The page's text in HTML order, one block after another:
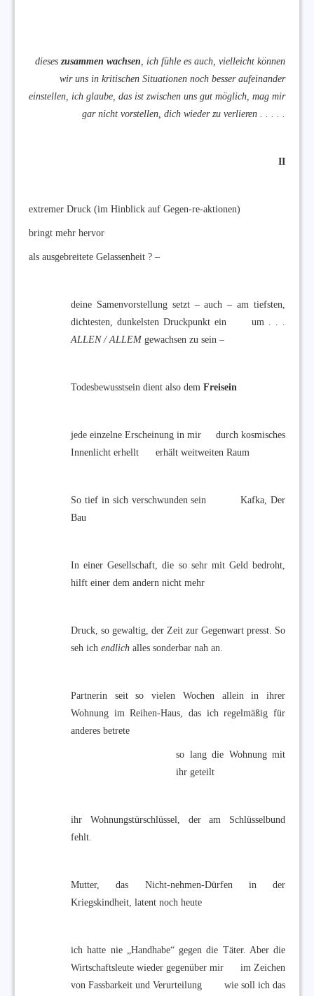
dieses zusammen wachsen , ich fühle es auch, vielleicht können
wir uns in kritischen Situationen noch besser aufeinander
einstellen, ich glaube, das ist zwischen uns gut möglich, mag mir
gar nicht vorstellen, dich wieder zu verlieren . . . . .
II
extremer Druck (im Hinblick auf Gegen-re-aktionen)
bringt mehr hervor
als ausgebreitete Gelassenheit ? –
deine Samenvorstellung setzt – auch – am tiefsten,
dichtesten, dunkelsten Druckpunkt ein um . . .
ALLEN / ALLEM gewachsen zu sein –
Todesbewusstsein dient also dem Freisein
jede einzelne Erscheinung in mir durch kosmisches
Innenlicht erhellt erhält weitweiten Raum
So tief in sich verschwunden sein Kafka, Der
Bau
In einer Gesellschaft, die so sehr mit Geld bedroht,
hilft einer dem andern nicht mehr
Druck, so gewaltig, der Zeit zur Gegenwart presst. So
seh ich endlich alles sonderbar nah an.
Partnerin seit so vielen Wochen allein in ihrer
Wohnung im Reihen-Haus, das ich regelmäßig für
anderes betrete
so lang die Wohnung mit
ihr geteilt
ihr Wohnungstürschlüssel, der am Schlüsselbund
fehlt.
Mutter, das Nicht-nehmen-Dürfen in der
Kriegskindheit, latent noch heute
ich hatte nie „Handhabe“ gegen die Täter. Aber die
Wirtschaftsleute wieder gegenüber mir im Zeichen
von Fassbarkeit und Verurteilung wie soll ich das